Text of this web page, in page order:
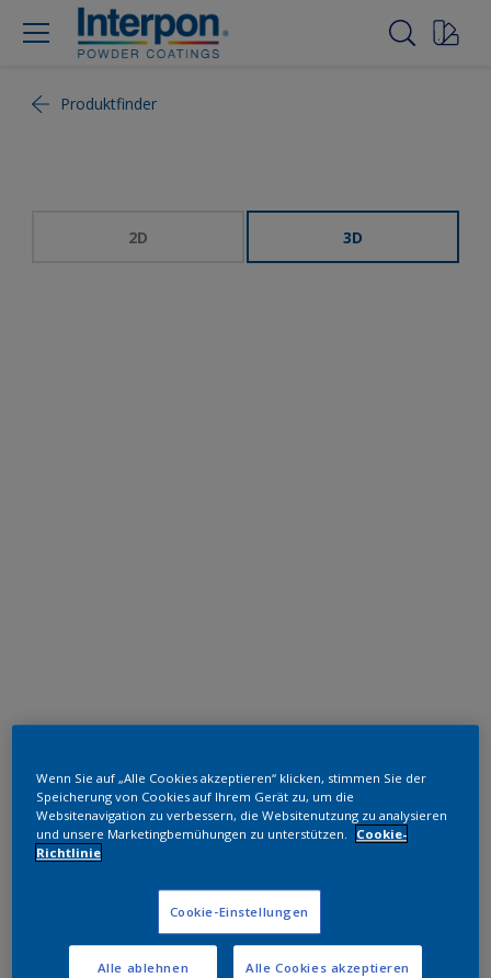
Produktfinder
2D 3D
RAL 9005
SN305G
Muster bestellen
Bestellen Sie direkt im Webshop
Wenn Sie auf „Alle Cookies akzeptieren“ klicken, stimmen Sie der
Speicherung von Cookies auf Ihrem Gerät zu, um die
Websitenavigation zu verbessern, die Websitenutzung zu analysieren
und unsere Marketingbemühungen zu unterstützen.
Cookie-
Richtlinie
Cookie-Einstellungen
Alle ablehnen Alle Cookies akzeptieren